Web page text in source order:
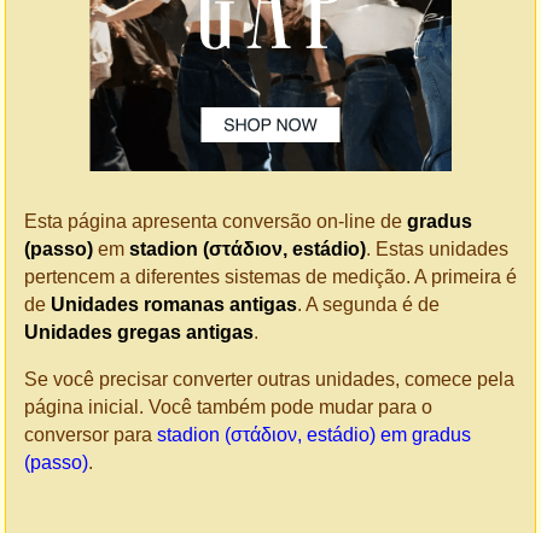
Esta página apresenta conversão on-line de gradus
(passo) em stadion (στάδιον, estádio). Estas unidades
pertencem a diferentes sistemas de medição. A primeira é
de Unidades romanas antigas. A segunda é de
Unidades gregas antigas.
Se você precisar converter outras unidades, comece pela
página inicial. Você também pode mudar para o
conversor para stadion (στάδιον, estádio) em gradus
(passo).